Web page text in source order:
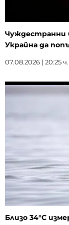
Чуждестранни
Украйна да
07.08.2026 | 20:25 ч.
Близо 34°C